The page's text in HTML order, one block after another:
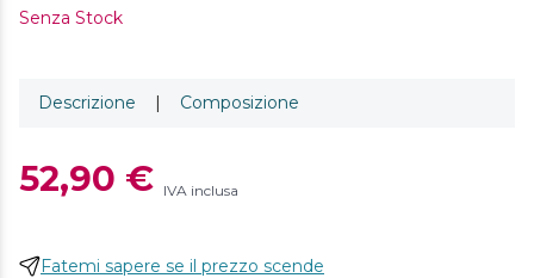
Senza Stock
Descrizione | Composizione
52,90 € IVA inclusa
Fatemi sapere se il prezzo scende